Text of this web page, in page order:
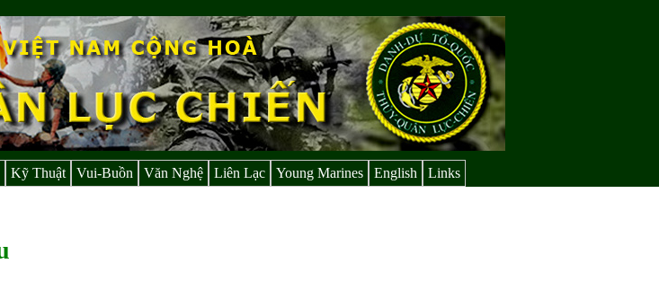
Kỹ Thuật Vui-Buồn Văn Nghệ Liên Lạc Young Marines English Links